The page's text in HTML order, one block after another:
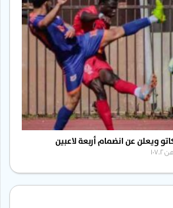
ويعلن عن انضمام أربعة لاعبين